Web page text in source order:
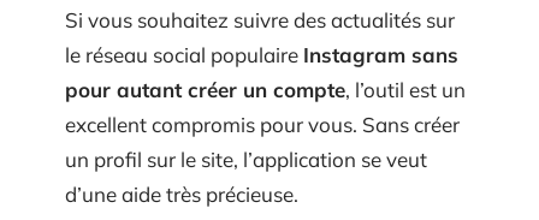
Si vous souhaitez suivre des actualités sur
le réseau social populaire Instagram sans
pour autant créer un compte, l’outil est un
excellent compromis pour vous. Sans créer
un profil sur le site, l’application se veut
d’une aide très précieuse.